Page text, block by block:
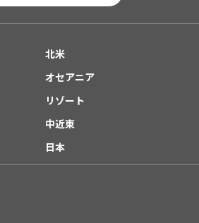
北米
オセアニア
リゾート
中近東
日本